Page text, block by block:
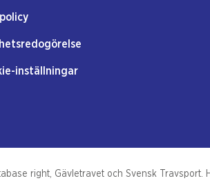
inställningar
right, Gävletravet och Svensk